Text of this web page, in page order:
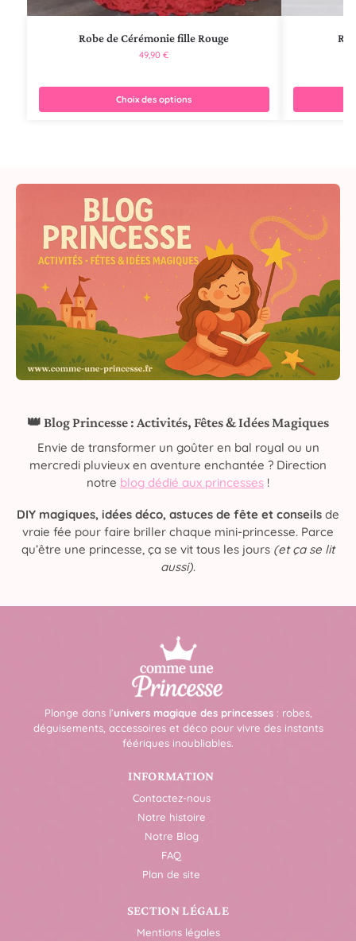
Robe de Cérémonie fille Rouge
49,90€
Choix des options
👑 Blog Princesse : Activités, Fêtes & Idées Magiques
Envie de transformer un goûter en bal royal ou un
mercredi pluvieux en aventure enchantée ? Direction
notre blog dédié aux princesses !
DIY magiques, idées déco, astuces de fête et conseils de
vraie fée pour faire briller chaque mini-princesse. Parce
qu’être une princesse, ça se vit tous les jours (et ça se lit
aussi).
Plonge dans l’univers magique des princesses: robes,
déguisements, accessoires et déco pour vivre des instants
féériques inoubliables.
INFORMATION
Contactez-nous
Notre histoire
Notre Blog
FAQ
Plan de site
SECTION LÉGALE
Mentions légales